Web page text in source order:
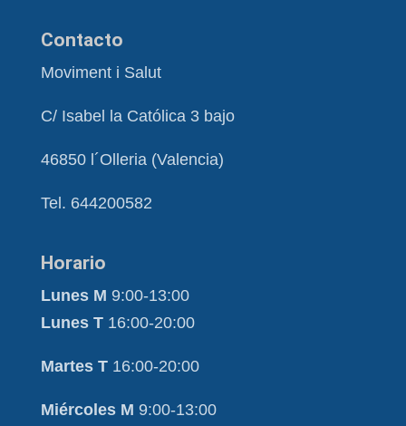
Contacto
Moviment i Salut
C/ Isabel la Católica 3 bajo
46850 l´Olleria (Valencia)
Tel. 644200582
Horario
Lunes M 9:00-13:00
Lunes T 16:00-20:00
Martes T 16:00-20:00
Miércoles M 9:00-13:00